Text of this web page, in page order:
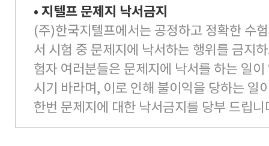
• 지텔프 문제지 낙서금지
(주)한국지텔프에서는 공정하고 정확한 수
서 시험 중 문제지에 낙서하는 행위를 금지
험자 여러분들은 문제지에 낙서를 하는 일
시기 바라며, 이로 인해 불이익을 당하는 일
한번 문제지에 대한 낙서금지를 당부 드립